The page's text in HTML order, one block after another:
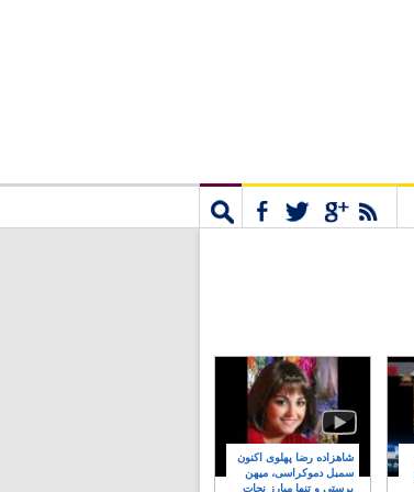
شاهزاده رضا پهلوی اکنون
سمبل دموکراسی، میهن
پرستی و تنها مبارز نجات